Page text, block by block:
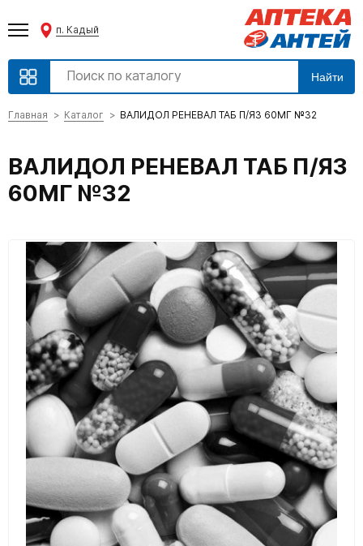
п. Кадый
Найти
Главная Каталог ВАЛИДОЛ РЕНЕВАЛ ТАБ П/ЯЗ 60МГ №32
ВАЛИДОЛ РЕНЕВАЛ ТАБ П/ЯЗ
60МГ №32